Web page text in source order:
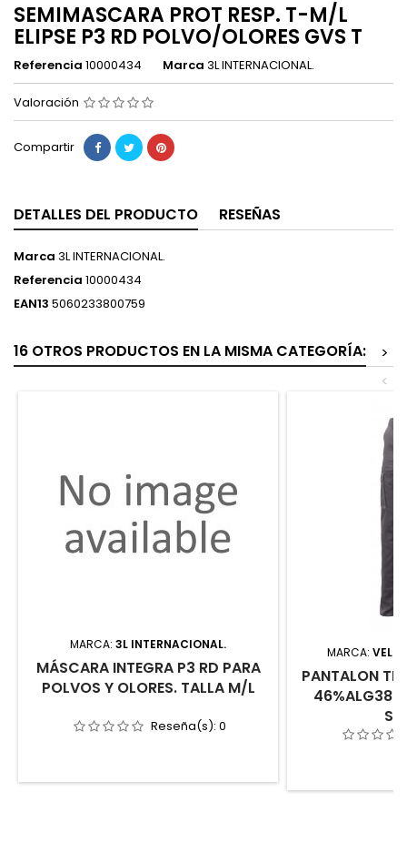
SEMIMASCARA PROT RESP. T-M/L
ELIPSE P3 RD POLVO/OLORES GVS T
Referencia 10000434 Marca 3L INTERNACIONAL.
Valoración
Compartir
DETALLES DEL PRODUCTO RESEÑAS
Marca 3L INTERNACIONAL.
Referencia 10000434
EAN13 5060233800759
16 OTROS PRODUCTOS EN LA MISMA CATEGORÍA:
>
<
MARCA: 3L INTERNACIONAL.
MÁSCARA INTEGRA P3 RD PARA
POLVOS Y OLORES. TALLA M/L
Reseña(s): 0
MARCA:
PANTALON